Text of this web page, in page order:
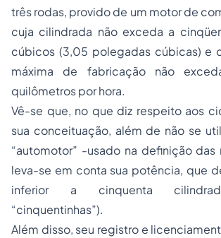
três rodas, provido de um motor de
cuja cilindrada não exceda a
cúbicos (3,05 polegadas cúbicas) e
máxima de fabricação não
quilômetros por hora.
Vê-se que, no que diz respeito aos
sua conceituação, além de não se
“automotor” -usado na definição
leva-se em conta sua potência, que
inferior a cinquenta
“cinquentinhas”).
Além disso, seu registro e